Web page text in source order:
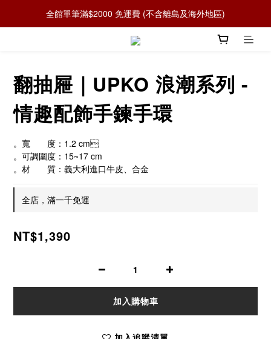
全館單筆滿$2000 免運費 (不含離島及海外地區)
翻抽屜｜UPKO 浪潮系列 -
情趣配飾手鍊手環
。寬　　度：1.2 cm
。可調圍度：15~17 cm
。材　　質：義大利進口牛皮、合金
全店，滿一千免運
NT$1,390
加入購物車